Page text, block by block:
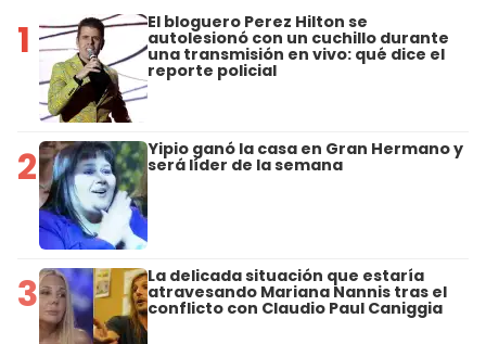
1 El bloguero Perez Hilton se
autolesionó con un cuchillo durante
una transmisión en vivo: qué dice el
reporte policial
2 Yipio ganó la casa en Gran Hermano y
será líder de la semana
3 La delicada situación que estaría
atravesando Mariana Nannis tras el
conflicto con Claudio Paul Caniggia